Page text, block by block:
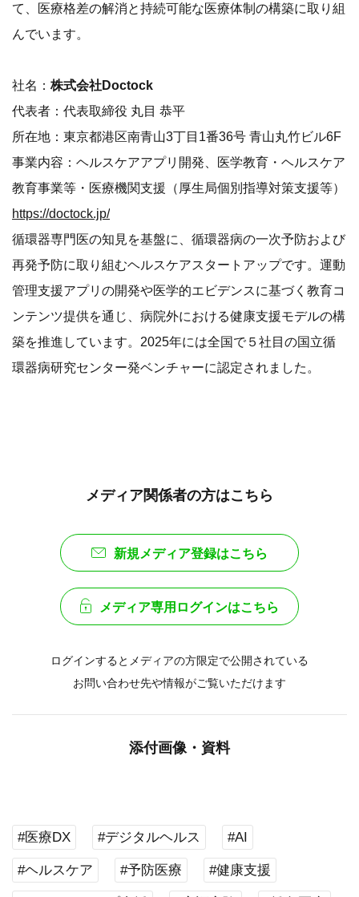
て、医療格差の解消と持続可能な医療体制の構築に取り組
んでいます。
社名： 株式会社Doctock
代表者：代表取締役 丸目 恭平
所在地：東京都港区南青山3丁目1番36号 青山丸竹ビル6F
事業内容：ヘルスケアアプリ開発、医学教育・ヘルスケア
教育事業等・医療機関支援（厚生局個別指導対策支援等）
https://doctock.jp/
循環器専門医の知見を基盤に、循環器病の一次予防および
再発予防に取り組むヘルスケアスタートアップです。運動
管理支援アプリの開発や医学的エビデンスに基づく教育コ
ンテンツ提供を通じ、病院外における健康支援モデルの構
築を推進しています。2025年には全国で５社目の国立循
環器病研究センター発ベンチャーに認定されました。
メディア関係者の方はこちら
新規メディア登録はこちら
メディア専用ログインはこちら
ログインするとメディアの方限定で公開されている
お問い合わせ先や情報がご覧いただけます
添付画像・資料
#医療DX #デジタルヘルス #AI
#ヘルスケア #予防医療 #健康支援